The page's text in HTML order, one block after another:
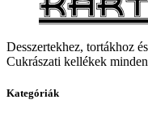
Desszertekhez, tortákhoz
Cukrászati kellékek
Kategóriák